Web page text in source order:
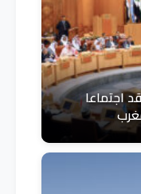
اجتماعا